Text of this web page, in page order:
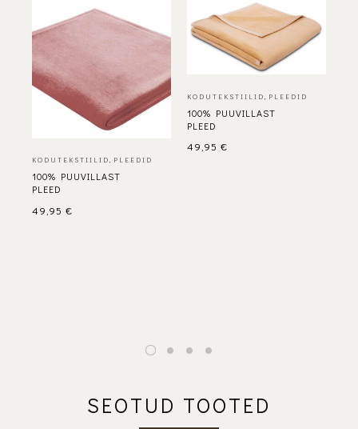
KODUTEKSTIILID, PLEEDID
100% PUUVILLAST
PLEED
49,95 €
KODUTEKSTIILID PLEEDID
100% PUUVILLAST
PLEED
49,95 €
SEOTUD TOOTED